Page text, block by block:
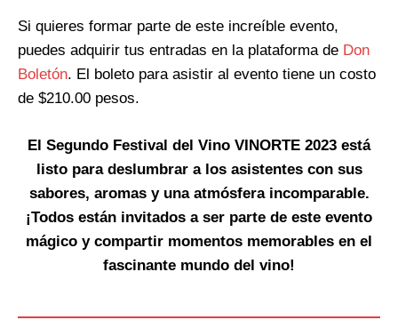
Si quieres formar parte de este increíble evento,
puedes adquirir tus entradas en la plataforma de Don
Boletón. El boleto para asistir al evento tiene un costo
de $210.00 pesos.
El Segundo Festival del Vino VINORTE 2023 está
listo para deslumbrar a los asistentes con sus
sabores, aromas y una atmósfera incomparable.
¡Todos están invitados a ser parte de este evento
mágico y compartir momentos memorables en el
fascinante mundo del vino!